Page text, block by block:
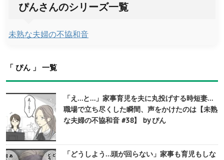
ぴんさんのシリーズ一覧
未熟な夫婦の不協和音
「 ぴん 」 一覧
「え…と…」家事育児を夫に丸投げする時短妻…
職場で立ち尽くした瞬間、声をかけたのは【未熟
な夫婦の不協和音 #38】 by ぴん
「どうしよう…頭が回らない」家事も育児もしな